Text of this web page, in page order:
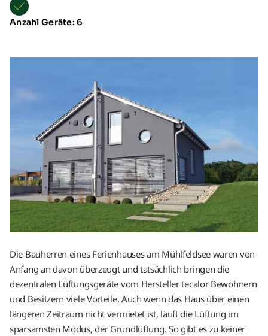
Anzahl Geräte: 6
Die Bauherren eines Ferienhauses am Mühlfeldsee waren von
Anfang an davon überzeugt und tatsächlich bringen die
dezentralen Lüftungsgeräte vom Hersteller tecalor Bewohnern
und Besitzern viele Vorteile. Auch wenn das Haus über einen
längeren Zeitraum nicht vermietet ist, läuft die Lüftung im
sparsamsten Modus, der Grundlüftung. So gibt es zu keiner